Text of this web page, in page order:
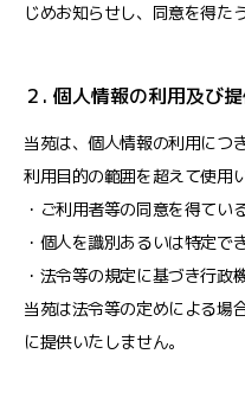
じめお知らせし、同意を得た
２. 個人情報の利用及び
当苑は、個人情報の利用につ
利用目的の範囲を超えて使用
・ご利用者等の同意を得てい
・個人を識別あるいは特定で
・法令等の規定に基づき行政
当苑は法令等の定めによる場
に提供いたしません。